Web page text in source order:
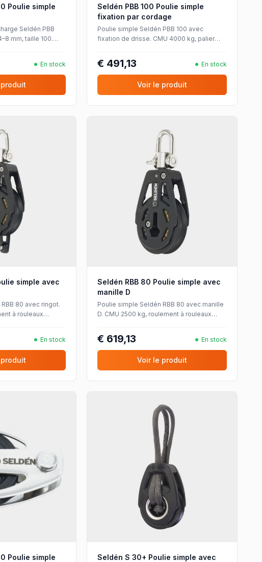
Poulie simple
Seldén PBB
mm, taille 100.
En stock
Seldén PBB 100 Poulie simple
fixation par cordage
Poulie simple Seldén PBB 100 avec
fixation de drisse. CMU 4000 kg, palier
€ 491,13 En stock
Voir le produit
simple avec
80 avec ringot.
à rouleaux
En stock
Seldén RBB 80 Poulie simple avec
manille D
Poulie simple Seldén RBB 80 avec manille
D. CMU 2500 kg, roulement à rouleaux
€ 619,13 En stock
Voir le produit
Poulie simple
Seldén S 30+ Poulie simple avec